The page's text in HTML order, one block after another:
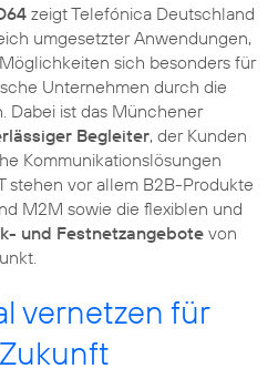
zeigt Telefónica Deutschland
umgesetzter Anwendungen,
sich besonders für
Unternehmen durch die
Dabei ist das Münchener
Begleiter, der Kunden
Kommunikationslösungen
stehen vor allem B2B-Produkte
M2M sowie die flexiblen und
und Festnetzangebote von
vernetzen für